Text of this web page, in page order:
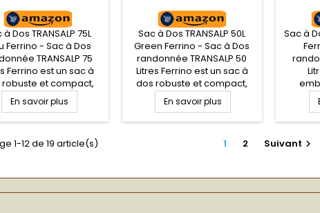
à Dos TRANSALP 75L
Ferrino - Sac à Dos
TRANSALP 75
Ferrino est un sac à
et compact,
apprécié par les
Fiable, ultra-
et confortable : le
ou un long
systèmes
vous pourrez
En savoir plus
Sac à Dos TRANSALP 50L
Green Ferrino - Sac à Dos
randonnée TRANSALP 50
Litres Ferrino est un sac à
dos robuste et compact,
très apprécié par les
randonneurs. Fiable, ultra-
résistant et confortable : le
randonnée ou un long
différents systèmes
d'accès, vous pourrez
En savoir plus
Sac à
en
1-12 de 19 article(s) 1 2 Suivant 